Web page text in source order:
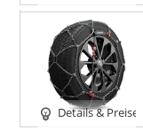
Details & Preise